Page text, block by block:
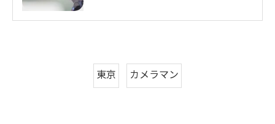
東京 カメラマン